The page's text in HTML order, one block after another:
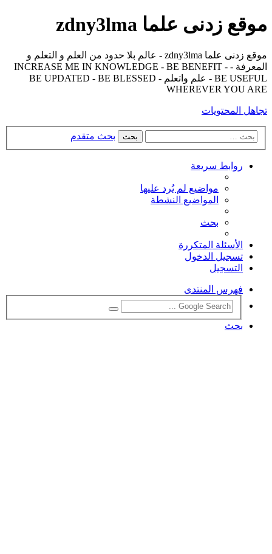
موقع زدنى علما zdny3lma
موقع زدنى علما zdny3lma - عالم بلا حدود من العلم و التعلم و
المعرفة - INCREASE ME IN KNOWLEDGE - BE BENEFIT -
BE USEFUL - علم واتعلم - BE UPDATED - BE BLESSED
WHEREVER YOU ARE
تجاهل المحتويات
بحث بحث متقدم
روابط سريعة
مواضيع لم يُرد عليها
المواضيع النشطة
بحث
الأسئلة المتكررة
تسجيل الدخول
التسجيل
فهرس المنتدى
بحث